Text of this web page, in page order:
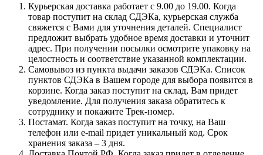
Курьерская доставка работает с 9.00 до 19.00. Когда
товар поступит на склад СДЭКа, курьерская служба
свяжется с Вами для уточнения деталей. Специалист
предложит выбрать удобное время доставки и уточнит
адрес. При получении посылки осмотрите упаковку на
целостность и соответствие указанной комплектации.
Самовывоз из пункта выдачи заказов СДЭКа. Список
пунктов СДЭКа в Вашем городе для выбора появится в
корзине. Когда заказ поступит на склад, Вам придет
уведомление. Для получения заказа обратитесь к
сотруднику и покажите Трек-номер.
Постамат. Когда заказ поступит на точку, на Ваш
телефон или e-mail придет уникальный код. Срок
хранения заказа – 3 дня.